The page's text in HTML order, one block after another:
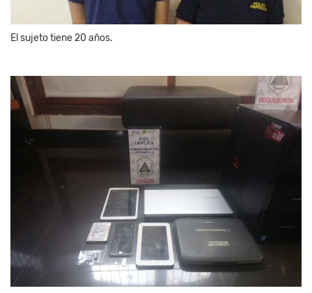
El sujeto tiene 20 años.